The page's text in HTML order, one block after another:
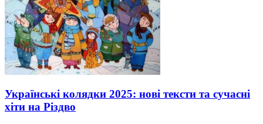
Українські колядки 2025: нові тексти та сучасні
хіти на Різдво